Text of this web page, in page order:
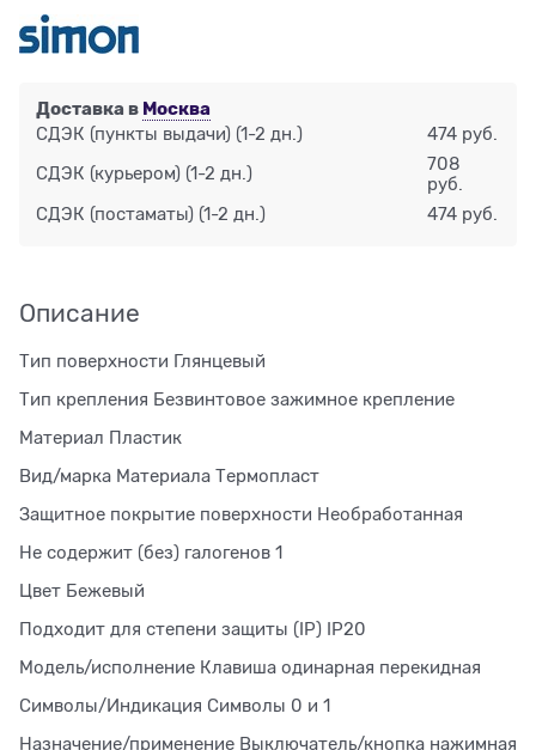
Доставка в Москва
СДЭК (пункты выдачи) (1-2 дн.) 474 руб.
СДЭК (курьером) (1-2 дн.)
708
руб.
СДЭК (постаматы) (1-2 дн.) 474 руб.
Описание
Тип поверхности Глянцевый
Тип крепления Безвинтовое зажимное крепление
Материал Пластик
Вид/марка Материала Термопласт
Защитное покрытие поверхности Необработанная
Не содержит (без) галогенов 1
Цвет Бежевый
Подходит для степени защиты (IP) IP20
Модель/исполнение Клавиша одинарная перекидная
Символы/Индикация Символы 0 и 1
Назначение/применение Выключатель/кнопка нажимная